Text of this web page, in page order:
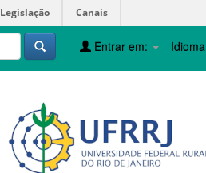
Legislação Canais
Idioma
Entrar em: